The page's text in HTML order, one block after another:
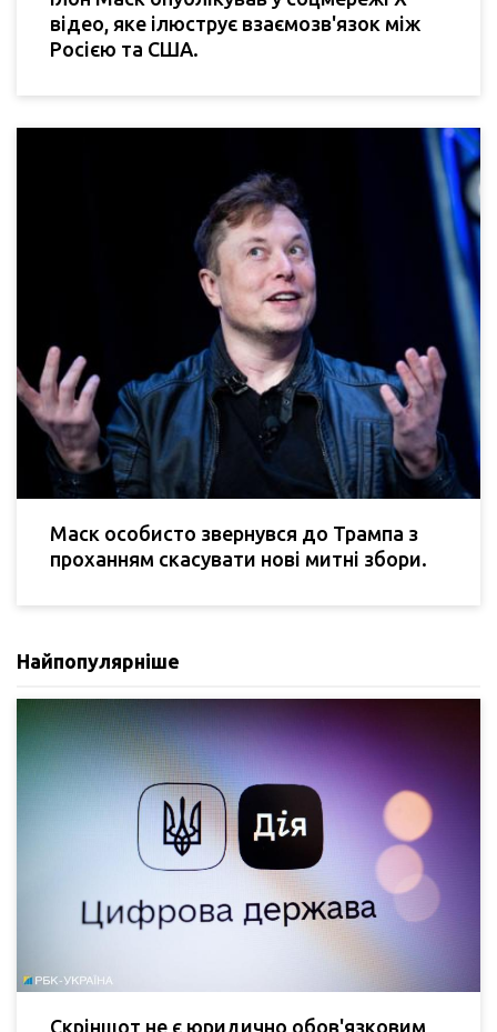
відео, яке ілюструє взаємозв'язок між
Росією та США.
Маск особисто звернувся до Трампа з
проханням скасувати нові митні збори.
Найпопулярніше
Скріншот не є юридично обов'язковим